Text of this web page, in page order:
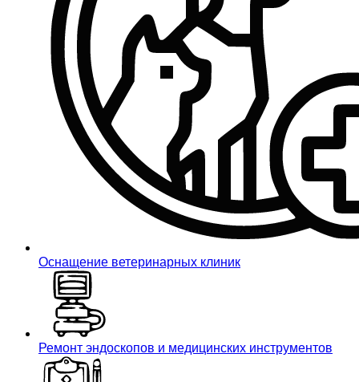
Оснащение ветеринарных клиник
Ремонт эндоскопов и медицинских инструментов